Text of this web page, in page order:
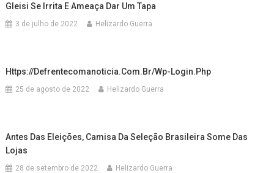
Gleisi Se Irrita E Ameaça Dar Um Tapa
3 de julho de 2022 Helizardo Guerra
Https://defrentecomanoticia.com.br/wp-Login.php
25 de agosto de 2022 Helizardo Guerra
Antes Das Eleições, Camisa Da Seleção Brasileira Some Das
Lojas
28 de setembro de 2022 Helizardo Guerra